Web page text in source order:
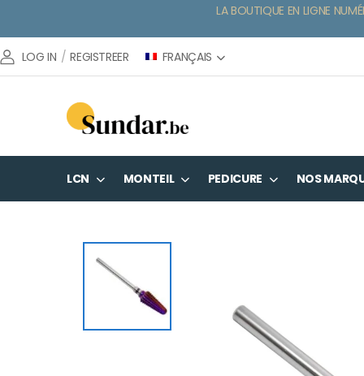
LA BOUTIQUE EN LIGNE
LOG IN / REGISTREER FRANÇAIS
LCN MONTEIL PEDICURE NOS